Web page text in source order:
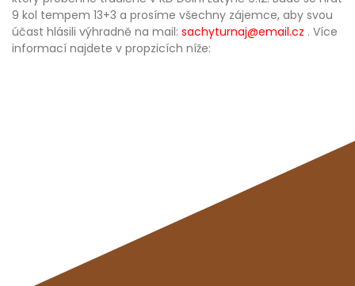
9 kol tempem 13+3 a prosíme všechny zájemce, aby svou
účast hlásili výhradně na mail: sachyturnaj@email.cz . Více
informací najdete v propzicích níže: